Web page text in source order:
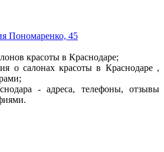
Пономаренко, 45
красоты в Краснодаре;
о салонах красоты в Краснодаре ,
- адреса, телефоны, отзывы